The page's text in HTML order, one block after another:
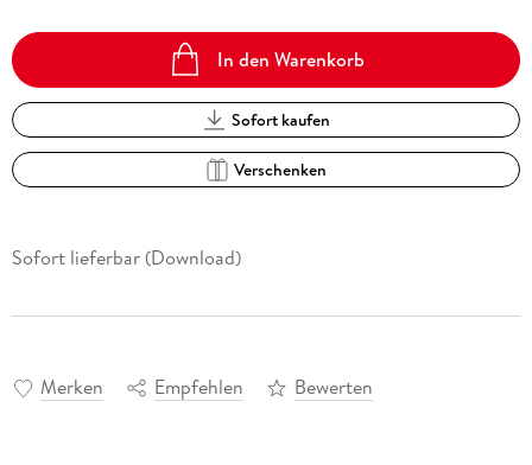
In den Warenkorb
Sofort kaufen
Verschenken
Sofort lieferbar (Download)
Merken Empfehlen Bewerten